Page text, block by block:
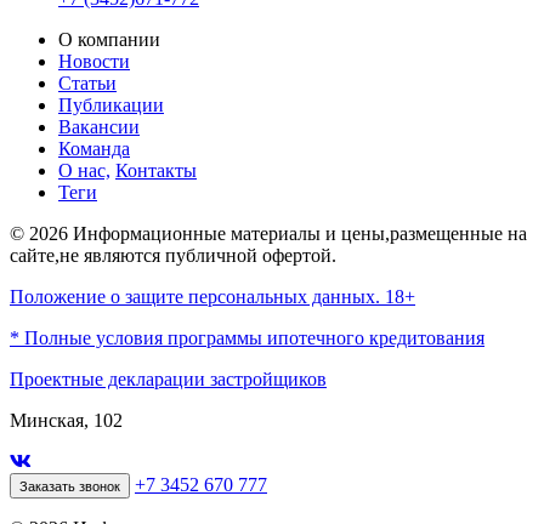
О компании
Новости
Статьи
Публикации
Вакансии
Команда
О нас, Контакты
Теги
© 2026 Информационные материалы и цены,размещенные на
сайте,не являются публичной офертой.
Положение о защите персональных данных. 18+
* Полные условия программы ипотечного кредитования
Проектные декларации застройщиков
Минская, 102
Заказать звонок +7 3452 670 777